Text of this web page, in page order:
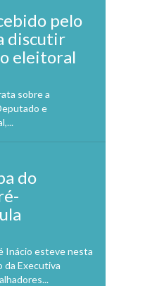
pelo
discutir
eleitoral
sobre a
e
do
Inácio esteve nesta
da Executiva